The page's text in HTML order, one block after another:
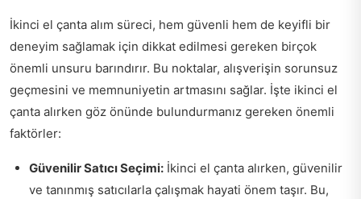
İkinci el çanta alım süreci, hem güvenli hem de keyifli bir
deneyim sağlamak için dikkat edilmesi gereken birçok
önemli unsuru barındırır. Bu noktalar, alışverişin sorunsuz
geçmesini ve memnuniyetin artmasını sağlar. İşte ikinci el
çanta alırken göz önünde bulundurmanız gereken önemli
faktörler:
Güvenilir Satıcı Seçimi: İkinci el çanta alırken, güvenilir
ve tanınmış satıcılarla çalışmak hayati önem taşır. Bu,